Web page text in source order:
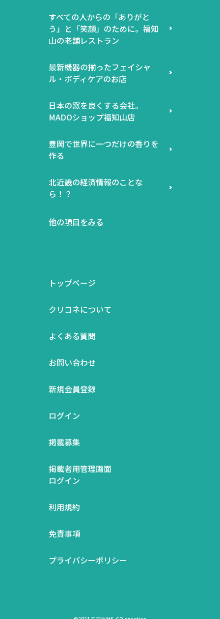
すべての人からの「ありがと
う」と「笑顔」のために。福知
山の老舗レストラン
最新機器の揃ったフェイシャ
ル・ボディケアのお店
日本の窓を良くする会社。
MADOショップ福知山店
豊岡で世界に一つだけの香りを
作る
北近畿の経済情報のことな
ら！？
他の項目をみる
トップページ
クリコネについて
よくある質問
お問い合わせ
新規会員登録
ログイン
掲載募集
掲載者用管理画面
ログイン
利用規約
免責事項
プライバシーポリシー